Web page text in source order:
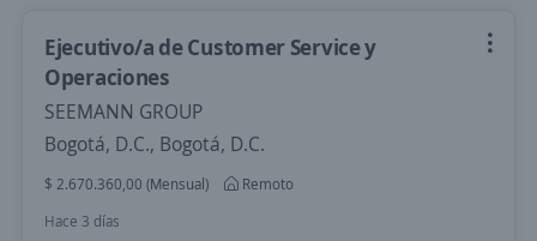
Ejecutivo/a de Customer Service y
Operaciones
SEEMANN GROUP
Bogotá, D.C., Bogotá, D.C.
$ 2.670.360,00 (Mensual)
Remoto
Hace 3 días